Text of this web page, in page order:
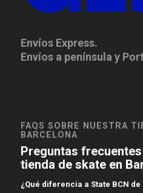
Envíos Express.
Envíos a península y
FAQS SOBRE NUESTRA
BARCELONA
Preguntas
tienda de skate en
¿Qué diferencia a State BCN